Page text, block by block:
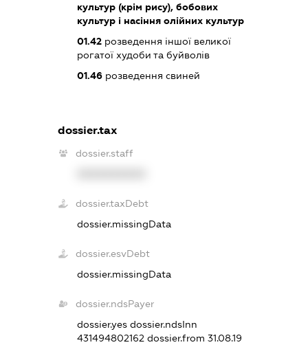
культур (крім рису), бобових
культур і насіння олійних культур
01.42розведення іншої великої
рогатої худоби та буйволів
01.46розведення свиней
dossier.tax
dossier.staff
dossier.taxDebt
dossier.missingData
dossier.esvDebt
dossier.missingData
dossier.ndsPayer
dossier.yes dossier.ndsInn
431494802162 dossier.from 31.08.19